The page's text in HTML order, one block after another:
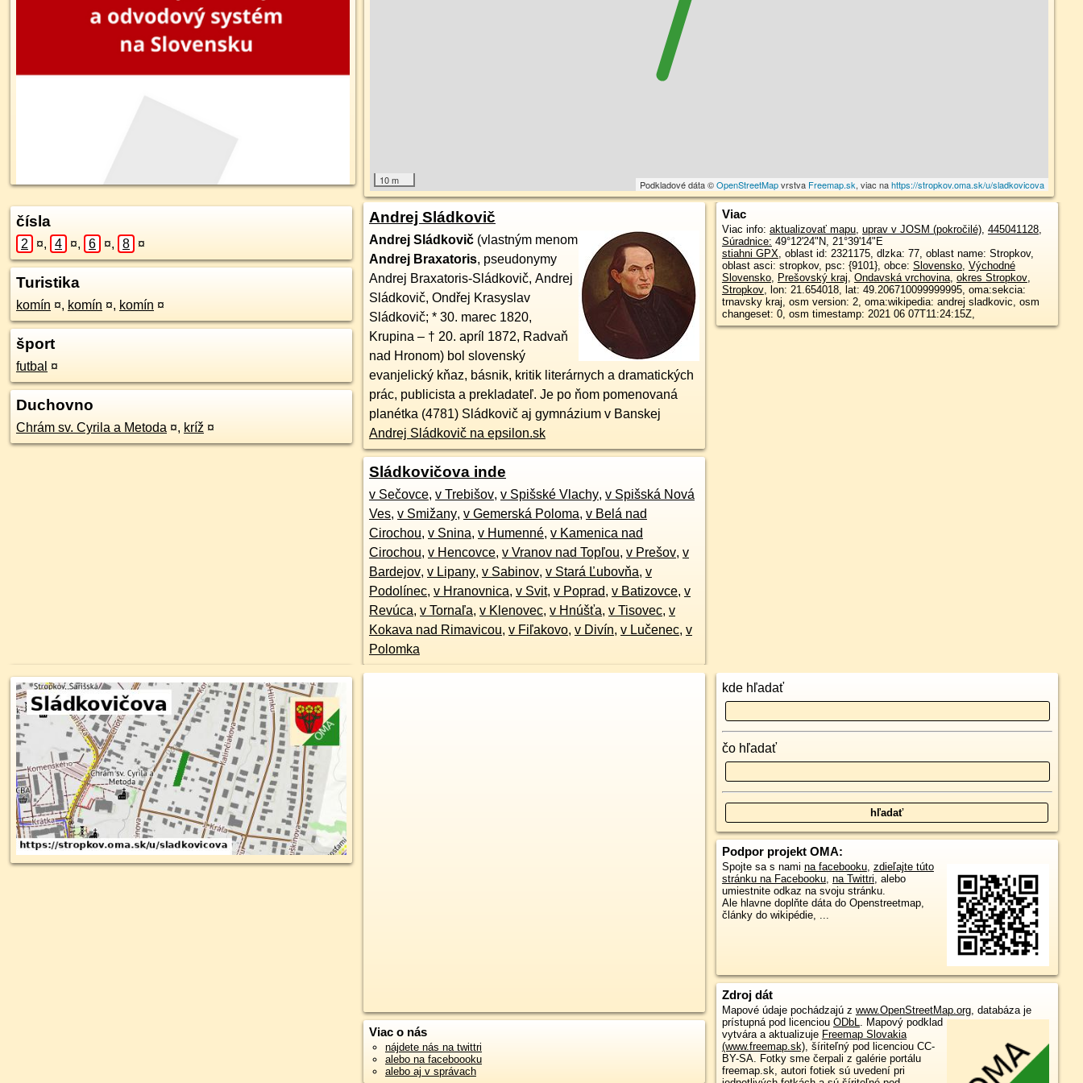
10 m Podkladové dáta ©OpenStreetMapvrstva Freemap.sk, viac nahttps://stropkov.oma.sk/u/sladkovicova
čísla
2 ¤, 4 ¤, 6 ¤, 8 ¤
Turistika
komín ¤, komín ¤, komín ¤
šport
futbal ¤
Duchovno
Chrám sv. Cyrila a Metoda ¤, kríž ¤
Andrej Sládkovič
Andrej Sládkovič(vlastným menom
Andrej Braxatoris, pseudonymy
Andrej Braxatoris-Sládkovič, Andrej
Sládkovič, Ondřej Krasyslav
Sládkovič; * 30. marec 1820,
Krupina – † 20. apríl 1872, Radvaň
nad Hronom) bol slovenský
evanjelický kňaz, básnik, kritik literárnych a dramatických
prác, publicista a prekladateľ. Je po ňom pomenovaná
planétka (4781) Sládkovič aj gymnázium v Banskej
Andrej Sládkovič na epsilon.sk
Sládkovičova inde
v Sečovce, v Trebišov, v Spišské Vlachy, v Spišská Nová
Ves, v Smižany, v Gemerská Poloma, v Belá nad
Cirochou, v Snina, v Humenné, v Kamenica nad
Cirochou, v Hencovce, v Vranov nad Topľou, v Prešov, v
Bardejov, v Lipany, v Sabinov, v Stará Ľubovňa, v
Podolínec, v Hranovnica, v Svit, v Poprad, v Batizovce, v
Revúca, v Tornaľa, v Klenovec, v Hnúšťa, v Tisovec, v
Kokava nad Rimavicou, v Fiľakovo, v Divín, v Lučenec, v
Polomka
Viac
Viac info: aktualizovať mapu, uprav v JOSM (pokročilé), 445041128,
Súradnice: 49°12'24"N, 21°39'14"E
stiahni GPX, oblast id: 2321175, dlzka: 77, oblast name: Stropkov,
oblast asci: stropkov, psc: {9101}, obce: Slovensko, Východné
Slovensko, Prešovský kraj, Ondavská vrchovina, okres Stropkov,
Stropkov, lon: 21.654018, lat: 49.206710099999995, oma:sekcia:
trnavsky kraj, osm version: 2, oma:wikipedia: andrej sladkovic, osm
changeset: 0, osm timestamp: 2021 06 07T11:24:15Z,
Viac o nás
nájdete nás na twittri
alebo na faceboooku
alebo aj v správach
kde hľadať
čo hľadať
Podpor projekt OMA:
Spojte sa s nami na facebooku, zdieľajte túto
stránku na Facebooku, na Twittri, alebo
umiestnite odkaz na svoju stránku.
Ale hlavne doplňte dáta do Openstreetmap,
články do wikipédie, ...
Zdroj dát
Mapové údaje pochádzajú z www.OpenStreetMap.org, databáza je
prístupná pod licenciou ODbL. Mapový podklad
vytvára a aktualizuje Freemap Slovakia
(www.freemap.sk), šíriteľný pod licenciou CC-
BY-SA. Fotky sme čerpali z galérie portálu
freemap.sk, autori fotiek sú uvedení pri